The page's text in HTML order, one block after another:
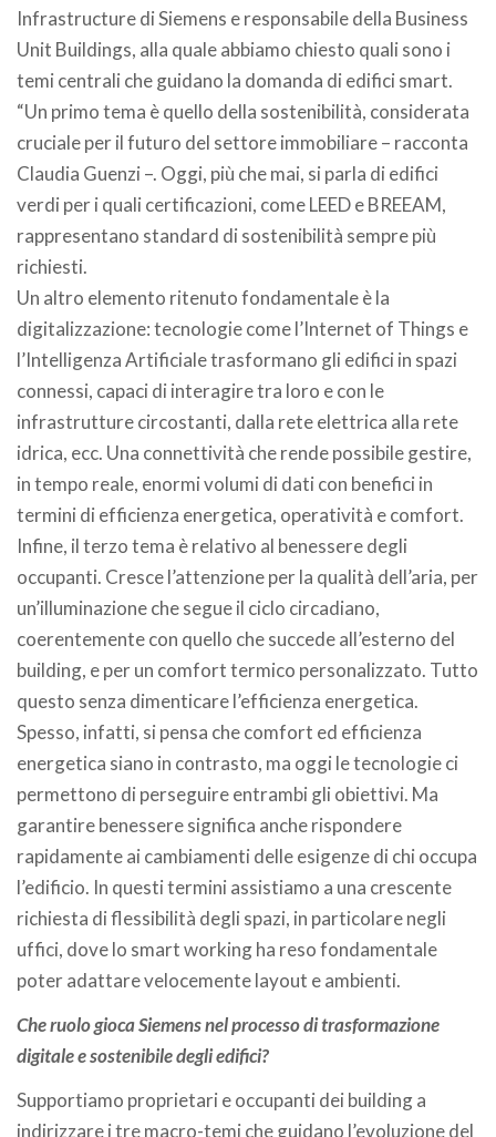
Infrastructure di Siemens e responsabile della Business
Unit Buildings, alla quale abbiamo chiesto quali sono i
temi centrali che guidano la domanda di edifici smart.
“Un primo tema è quello della sostenibilità, considerata
cruciale per il futuro del settore immobiliare – racconta
Claudia Guenzi –. Oggi, più che mai, si parla di edifici
verdi per i quali certificazioni, come LEED e BREEAM,
rappresentano standard di sostenibilità sempre più
richiesti.
Un altro elemento ritenuto fondamentale è la
digitalizzazione: tecnologie come l’Internet of Things e
l’Intelligenza Artificiale trasformano gli edifici in spazi
connessi, capaci di interagire tra loro e con le
infrastrutture circostanti, dalla rete elettrica alla rete
idrica, ecc. Una connettività che rende possibile gestire,
in tempo reale, enormi volumi di dati con benefici in
termini di efficienza energetica, operatività e comfort.
Infine, il terzo tema è relativo al benessere degli
occupanti. Cresce l’attenzione per la qualità dell’aria, per
un’illuminazione che segue il ciclo circadiano,
coerentemente con quello che succede all’esterno del
building, e per un comfort termico personalizzato. Tutto
questo senza dimenticare l’efficienza energetica.
Spesso, infatti, si pensa che comfort ed efficienza
energetica siano in contrasto, ma oggi le tecnologie ci
permettono di perseguire entrambi gli obiettivi. Ma
garantire benessere significa anche rispondere
rapidamente ai cambiamenti delle esigenze di chi occupa
l’edificio. In questi termini assistiamo a una crescente
richiesta di flessibilità degli spazi, in particolare negli
uffici, dove lo smart working ha reso fondamentale
poter adattare velocemente layout e ambienti.
Che ruolo gioca Siemens nel processo di trasformazione
digitale e sostenibile degli edifici?
Supportiamo proprietari e occupanti dei building a
indirizzare i tre macro-temi che guidano l’evoluzione del